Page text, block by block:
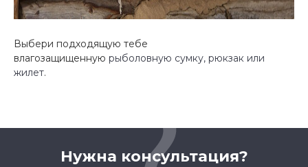
Выбери подходящую тебе
влагозащищенную рыболовную сумку, рюкзак или
жилет.
Нужна консультация?